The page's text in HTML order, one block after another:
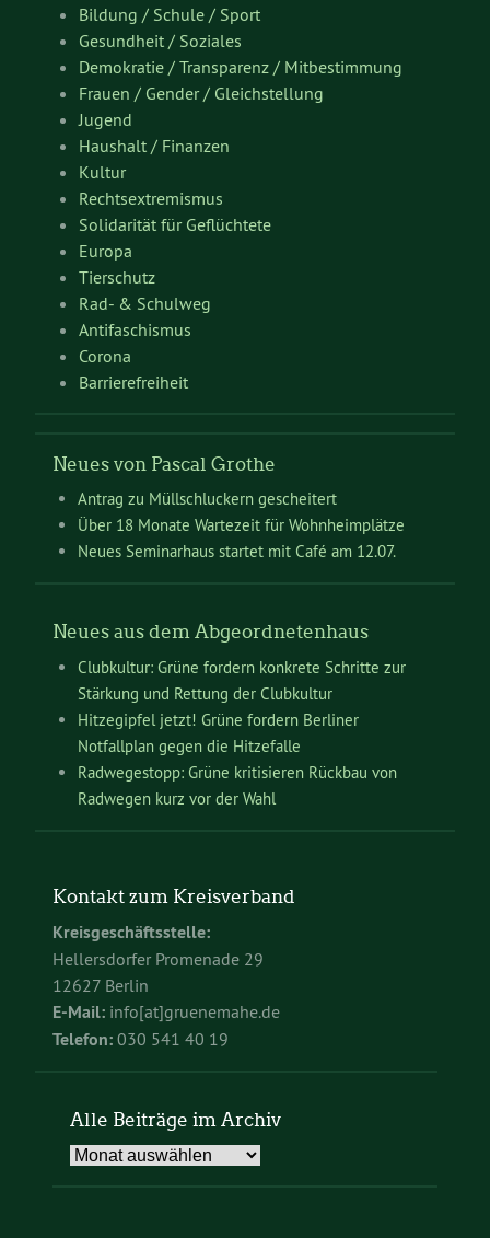
Bildung / Schule / Sport
Gesundheit / Soziales
Demokratie / Transparenz / Mitbestimmung
Frauen / Gender / Gleichstellung
Jugend
Haushalt / Finanzen
Kultur
Rechtsextremismus
Solidarität für Geflüchtete
Europa
Tierschutz
Rad- & Schulweg
Antifaschismus
Corona
Barrierefreiheit
Neues von Pascal Grothe
Antrag zu Müllschluckern gescheitert
Über 18 Monate Wartezeit für Wohnheimplätze
Neues Seminarhaus startet mit Café am 12.07.
Neues aus dem Abgeordnetenhaus
Clubkultur: Grüne fordern konkrete Schritte zur
Stärkung und Rettung der Clubkultur
Hitzegipfel jetzt! Grüne fordern Berliner
Notfallplan gegen die Hitzefalle
Radwegestopp: Grüne kritisieren Rückbau von
Radwegen kurz vor der Wahl
Kontakt zum Kreisverband
Kreisgeschäftsstelle:
Hellersdorfer Promenade 29
12627 Berlin
E-Mail: info[at]gruenemahe.de
Telefon: 030 541 40 19
Alle Beiträge im Archiv
Alle